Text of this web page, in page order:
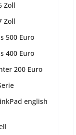
Zoll
Zoll
500 Euro
400 Euro
200 Euro
english